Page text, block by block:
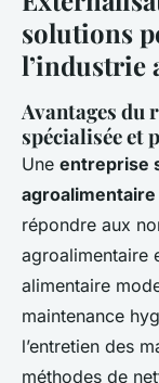
solutions
l’industrie
Avantages du
spécialisée et
Une entreprise
agroalimentaire
répondre aux
agroalimentaire
alimentaire
maintenance
l’entretien des
méthodes de